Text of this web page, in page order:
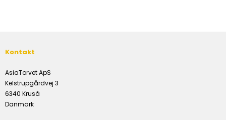
Kontakt
AsiaTorvet ApS
Kelstrupgårdvej 3
6340 Kruså
Danmark